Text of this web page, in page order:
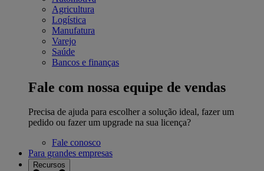
Agricultura
Logística
Manufatura
Varejo
Saúde
Bancos e finanças
Fale com nossa equipe de vendas
Precisa de ajuda para escolher a solução ideal, fazer um
pedido ou fazer um upgrade na sua licença?
Fale conosco
Para grandes empresas
Recursos